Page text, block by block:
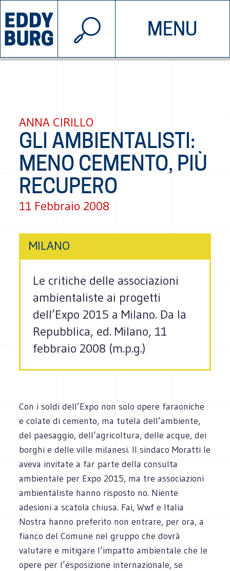
MENU
INIZIATIVE CHI SIAMO
© 2026 EDDYBURG
ANNA CIRILLO
GLI AMBIENTALISTI:
MENO CEMENTO, PIÙ
RECUPERO
11 Febbraio 2008
MILANO
Le critiche delle associazioni
ambientaliste ai progetti
dell’Expo 2015 a Milano. Da la
Repubblica, ed. Milano, 11
febbraio 2008 (m.p.g.)
Con i soldi dell’Expo non solo opere faraoniche
e colate di cemento, ma tutela dell’ambiente,
del paesaggio, dell’agricoltura, delle acque, dei
borghi e delle ville milanesi. Il sindaco Moratti le
aveva invitate a far parte della consulta
ambientale per Expo 2015, ma tre associazioni
ambientaliste hanno risposto no. Niente
adesioni a scatola chiusa. Fai, Wwf e Italia
Nostra hanno preferito non entrare, per ora, a
fianco del Comune nel gruppo che dovrà
valutare e mitigare l’impatto ambientale che le
opere per l’esposizione internazionale, se